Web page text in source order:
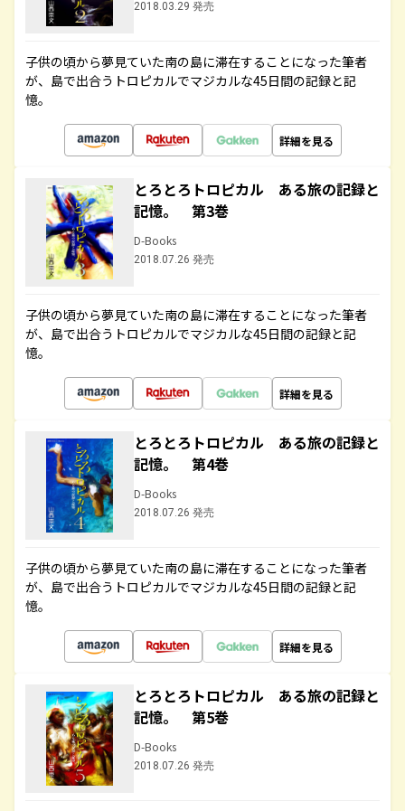
2018.03.29 発売
子供の頃から夢見ていた南の島に滞在することになった筆者
が、島で出合うトロピカルでマジカルな45日間の記録と記
憶。
詳細を見る
とろとろトロピカル ある旅の記録と
記憶。 第3巻
D-Books
2018.07.26 発売
子供の頃から夢見ていた南の島に滞在することになった筆者
が、島で出合うトロピカルでマジカルな45日間の記録と記
憶。
詳細を見る
とろとろトロピカル ある旅の記録と
記憶。 第4巻
D-Books
2018.07.26 発売
子供の頃から夢見ていた南の島に滞在することになった筆者
が、島で出合うトロピカルでマジカルな45日間の記録と記
憶。
詳細を見る
とろとろトロピカル ある旅の記録と
記憶。 第5巻
D-Books
2018.07.26 発売